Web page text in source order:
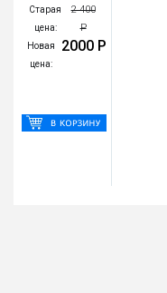
Старая
цена:
2 400
Р
Новая
цена:
2000 Р